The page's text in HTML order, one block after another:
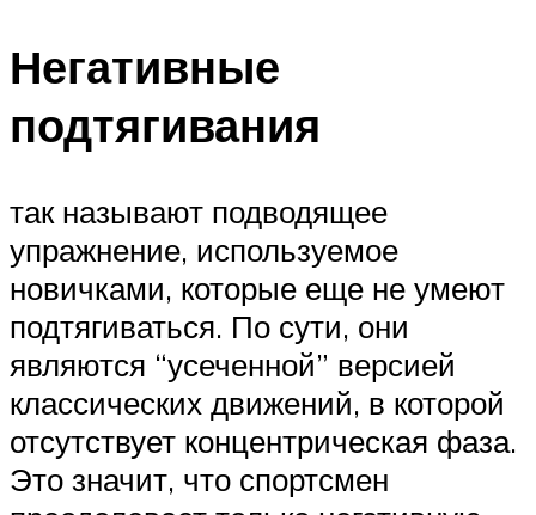
Негативные
подтягивания
так называют подводящее
упражнение, используемое
новичками, которые еще не умеют
подтягиваться. По сути, они
являются “усеченной” версией
классических движений, в которой
отсутствует концентрическая фаза.
Это значит, что спортсмен